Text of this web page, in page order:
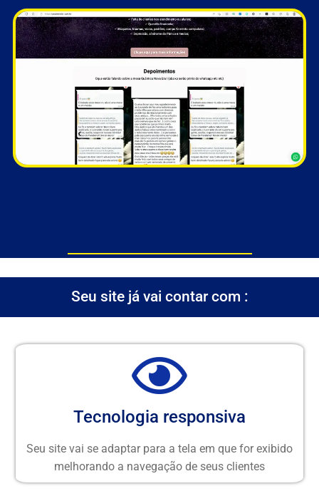
Seu site já vai contar com :
Tecnologia responsiva
Seu site vai se adaptar para a tela em que for exibido
melhorando a navegação de seus clientes